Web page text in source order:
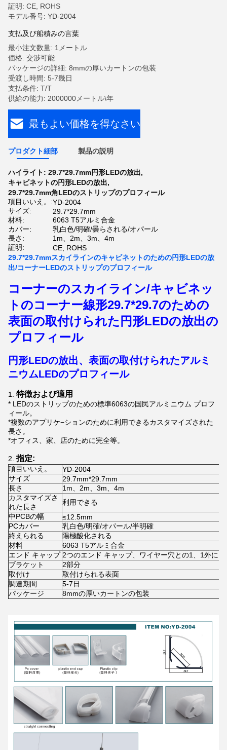
証明: CE, ROHS
モデル番号: YD-2004
支払及び船積みの言葉
最小注文数量: 1メートル
価格: 交渉可能
パッケージの詳細: 8mmの厚いカートンの包装
受渡し時間: 5-7幾日
支払条件: T/T
供給の能力: 2000000メートル\年
最もよい価格を得なさい
プロダクト細部 製品の説明
ハイライト: 29.7*29.7mm円形LEDの放出,
キャビネットの円形LEDの放出,
29.7*29.7mm角LEDのストリップのプロフィール
項目いいえ。:YD-2004
サイズ:
29.7*29.7mm
材料:
6063 T5アルミ合金
カバー:
乳白色/明確/曇らされる/オパール
長さ:
1m、2m、3m、4m
証明:
CE, ROHS
29.7*29.7mmスカイラインのキャビネットのための円形LEDの放
出/コーナーLEDのストリップのプロフィール
コーナーのスカイライン/キャビネッ
トのコーナー線形29.7*29.7のための
表面の取付けられた円形LEDの放出の
プロフィール
円形LEDの放出、 表面の取付けられたアルミ
ニウムLEDのプロフィール
1. 特徴および適用
* LEDのストリップのための標準6063の国民アルミニウム プロフ
ィール。
*複数のアプリケ−ションのために利用できるカスタマイズされた
長さ。
*オフィス、家、店のために完全等。
2. 指定:
項目いいえ。
YD-2004
サイズ
29.7mm*29.7mm
長さ
1m、2m、3m、4m
カスタマイズさ
れた長さ
利用できる
中PCBの幅
≤12.5mm
PCカバー
乳白色/明確/オパール/半明確
終えられる
陽極酸化される
材料
6063 T5アルミ合金
エンド キャップ 2つのエンド キャップ、ワイヤー穴との1、1外に
ブラケット
2部分
取付け
取付けられる表面
調達期間
5-7日
パッケージ
8mmの厚いカートンの包装